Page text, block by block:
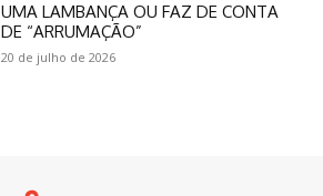
UMA LAMBANÇA OU FAZ DE CONTA
DE “ARRUMAÇÃO”
20 de julho de 2026